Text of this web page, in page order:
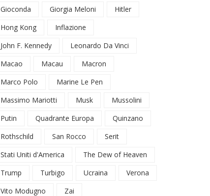
Gioconda
Giorgia Meloni
Hitler
Hong Kong
Inflazione
John F. Kennedy
Leonardo Da Vinci
Macao
Macau
Macron
Marco Polo
Marine Le Pen
Massimo Mariotti
Musk
Mussolini
Putin
Quadrante Europa
Quinzano
Rothschild
San Rocco
Serit
Stati Uniti d'America
The Dew of Heaven
Trump
Turbigo Ucraina
Verona
Vito Modugno
Zai